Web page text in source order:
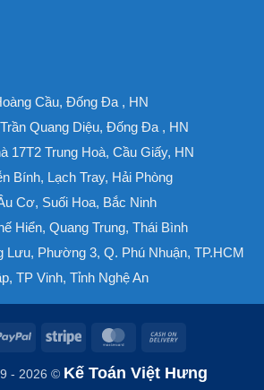
Cầu, Đống Đa , HN
Quang Diệu, Đống Đa , HN
17T2 Trung Hoà, Cầu Giấy, HN
Bính, Lạch Tray, Hải Phòng
Cơ, Suối Hoa, Bắc Ninh
Hiển, Quang Trung, Thái Bình
Lưu, Phường 3, Q. Phú Nhuận, TP.HCM
TP Vinh, Tỉnh Nghệ An
PayPal Stripe MasterCard
Delivery
- 2026 © Kế Toán Việt Hưng